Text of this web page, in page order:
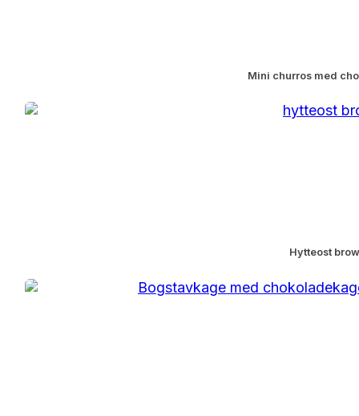
Mini churros med
Hytteost